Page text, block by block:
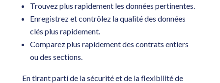
Trouvez plus rapidement les données pertinentes.
Enregistrez et contrôlez la qualité des données
clés plus rapidement.
Comparez plus rapidement des contrats entiers
ou des sections.
En tirant parti de la sécurité et de la flexibilité de